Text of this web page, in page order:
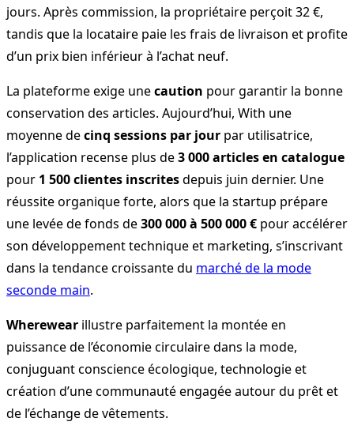
jours. Après commission, la propriétaire perçoit 32 €,
tandis que la locataire paie les frais de livraison et profite
d’un prix bien inférieur à l’achat neuf.
La plateforme exige unecaution pour garantir la bonne
conservation des articles. Aujourd’hui, With une
moyenne decinq sessions par jour par utilisatrice,
l’application recense plus de3 000 articles en catalogue
pour 1 500 clientes inscritesdepuis juin dernier. Une
réussite organique forte, alors que la startup prépare
une levée de fonds de300 000 à 500 000 € pour accélérer
son développement technique et marketing, s’inscrivant
dans la tendance croissante du marché de la mode
seconde main.
Wherewear illustre parfaitement la montée en
puissance de l’économie circulaire dans la mode,
conjuguant conscience écologique, technologie et
création d’une communauté engagée autour du prêt et
de l’échange de vêtements.